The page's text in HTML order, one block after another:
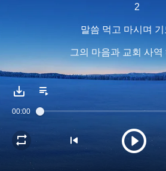
2
말씀 먹고 마시며 기
그의 마음과 교회 사역
그를 사랑하고 기쁘
생명 체험이 시작
00:00